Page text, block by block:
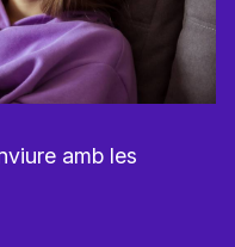
amb les